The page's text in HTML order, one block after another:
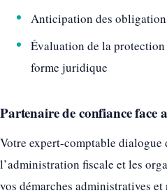
Anticipation des
Évaluation de la
forme juridique
Partenaire de confiance face
Votre expert-comptable dialogue
l’administration fiscale et les
vos démarches administratives